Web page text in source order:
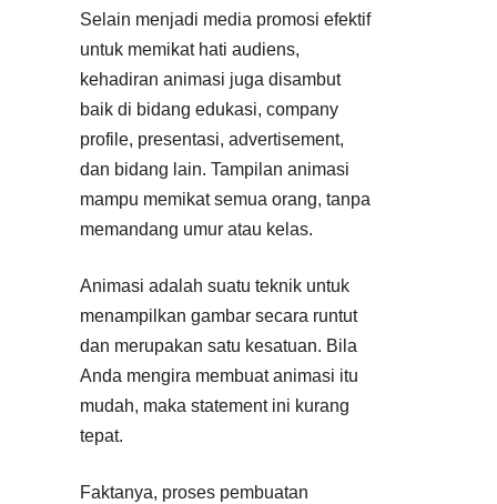
Selain menjadi media promosi efektif
untuk memikat hati audiens,
kehadiran animasi juga disambut
baik di bidang edukasi, company
profile, presentasi, advertisement,
dan bidang lain. Tampilan animasi
mampu memikat semua orang, tanpa
memandang umur atau kelas.
Animasi adalah suatu teknik untuk
menampilkan gambar secara runtut
dan merupakan satu kesatuan. Bila
Anda mengira membuat animasi itu
mudah, maka statement ini kurang
tepat.
Faktanya, proses pembuatan